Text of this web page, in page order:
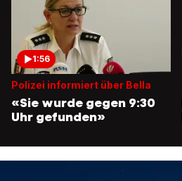
1:56
Polizei informiert über Bella
«Sie wurde gegen 9:30
Uhr gefunden»